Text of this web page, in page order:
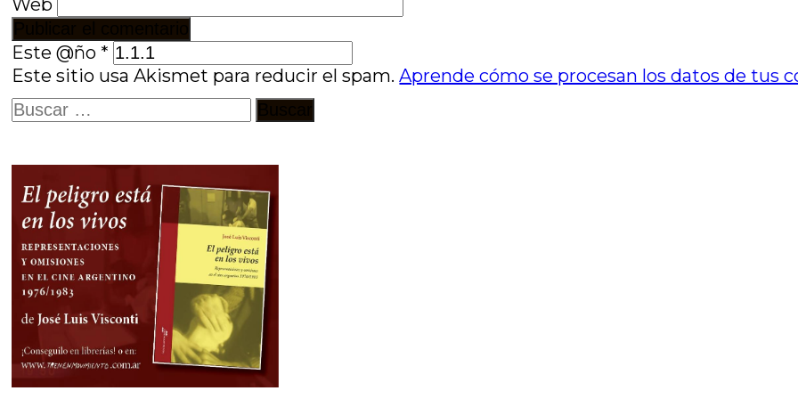
Web
Este @ño *
Este sitio usa Akismet para reducir el spam.Aprende cómo se procesan los datos de tus
Buscar: